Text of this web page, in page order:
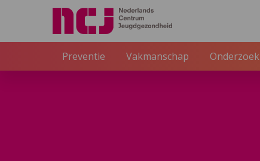
Preventie Vakmanschap Onderzoek